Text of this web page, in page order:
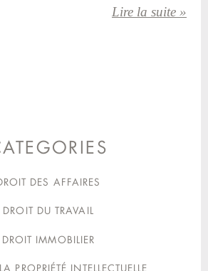
Lire la suite »
DES AFFAIRES
DROIT DU TRAVAIL
DROIT IMMOBILIER
PROPRIÉTÉ INTELLECTUELLE